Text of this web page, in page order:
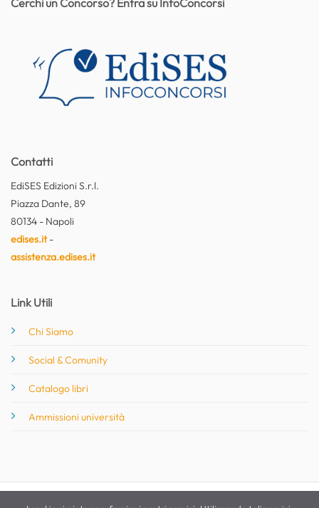
Contatti
EdiSES Edizioni S.r.l.
Piazza Dante, 89
80134 - Napoli
edises.it-
assistenza.edises.it
Link Utili
Chi Siamo
Social & Comunity
Catalogo libri
Ammissioni università